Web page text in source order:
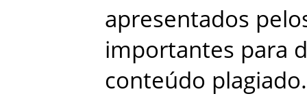
apresentados
importantes para
conteúdo plagiado.